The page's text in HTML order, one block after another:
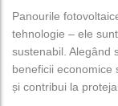
Panourile
tehnologie – ele
sustenabil. Alegând
beneficii economice
și contribui la